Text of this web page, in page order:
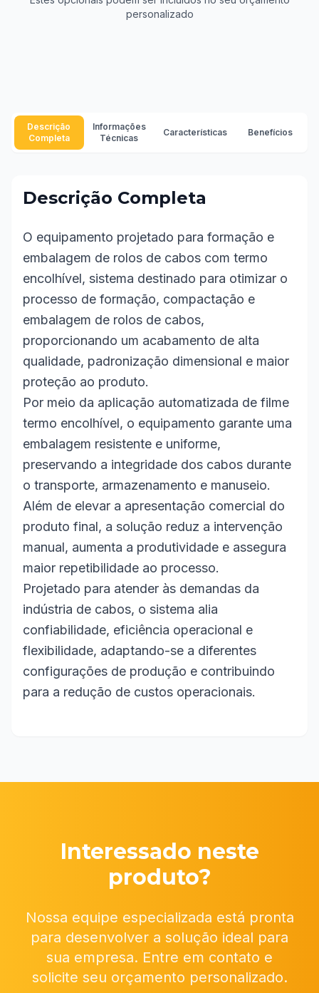
personalizado
Descrição
Completa
Informações
Técnicas
Características Benefícios
Descrição Completa
O equipamento projetado para formação e
embalagem de rolos de cabos com termo
encolhível, sistema destinado para otimizar o
processo de formação, compactação e
embalagem de rolos de cabos,
proporcionando um acabamento de alta
qualidade, padronização dimensional e maior
proteção ao produto.
Por meio da aplicação automatizada de filme
termo encolhível, o equipamento garante uma
embalagem resistente e uniforme,
preservando a integridade dos cabos durante
o transporte, armazenamento e manuseio.
Além de elevar a apresentação comercial do
produto final, a solução reduz a intervenção
manual, aumenta a produtividade e assegura
maior repetibilidade ao processo.
Projetado para atender às demandas da
indústria de cabos, o sistema alia
confiabilidade, eficiência operacional e
flexibilidade, adaptando-se a diferentes
configurações de produção e contribuindo
para a redução de custos operacionais.
Interessado neste
produto?
Nossa equipe especializada está pronta
para desenvolver a solução ideal para
sua empresa. Entre em contato e
solicite seu orçamento personalizado.